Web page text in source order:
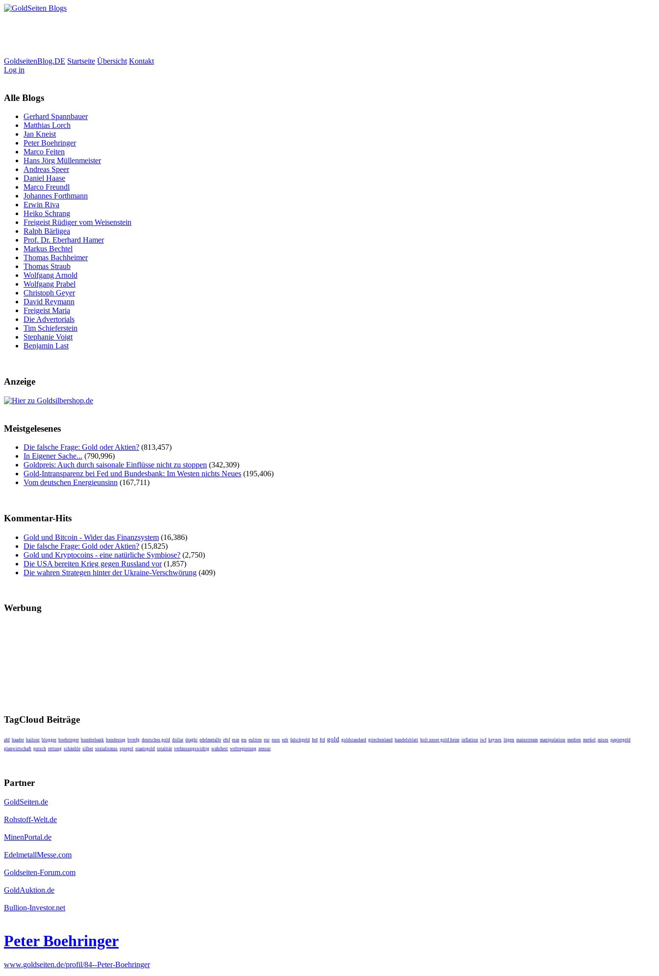
GoldseitenBlog.DE Startseite Übersicht Kontakt
Log in
Alle Blogs
Gerhard Spannbauer
Matthias Lorch
Jan Kneist
Peter Boehringer
Marco Feiten
Hans Jörg Müllenmeister
Andreas Speer
Daniel Haase
Marco Freundl
Johannes Forthmann
Erwin Riva
Heiko Schrang
Freigeist Rüdiger vom Weisenstein
Ralph Bärligea
Prof. Dr. Eberhard Hamer
Markus Bechtel
Thomas Bachheimer
Thomas Straub
Wolfgang Arnold
Wolfgang Prabel
Christoph Geyer
David Reymann
Freigeist Maria
Die Advertorials
Tim Schieferstein
Stephanie Voigt
Benjamin Last
Anzeige
Meistgelesenes
Die falsche Frage: Gold oder Aktien? (813,457)
In Eigener Sache... (790,996)
Goldpreis: Auch durch saisonale Einflüsse nicht zu stoppen (342,309)
Gold-Intransparenz bei Fed und Bundesbank: Im Westen nichts Neues (195,406)
Vom deutschen Energieunsinn (167,711)
Kommentar-Hits
Gold und Bitcoin - Wider das Finanzsystem (16,386)
Die falsche Frage: Gold oder Aktien? (15,825)
Gold und Kryptocoins - eine natürliche Symbiose? (2,750)
Die USA bereiten Krieg gegen Russland vor (1,857)
Die wahren Strategen hinter der Ukraine-Verschwörung (409)
Werbung
TagCloud Beiträge
afd baader bailout blogger boehringer bundesbank bundestag bverfg deutsches gold dollar draghi edelmetalle efsf esm eu euliten eur euro ezb falschgeld fed ftd gold goldstandard griechenland handelsblatt holt unser gold heim inflation iwf keynes lügen mainstream manipulation medien merkel mises papiergeld
planwirtschaft putsch rettung schäuble silber sozialismus spiegel staatsgold totalitär verfassungswidrig wahrheit weltregierung zensur
Partner
GoldSeiten.de
Rohstoff-Welt.de
MinenPortal.de
EdelmetallMesse.com
Goldseiten-Forum.com
GoldAuktion.de
Bullion-Investor.net
Peter Boehringer
www.goldseiten.de/profil/84--Peter-Boehringer